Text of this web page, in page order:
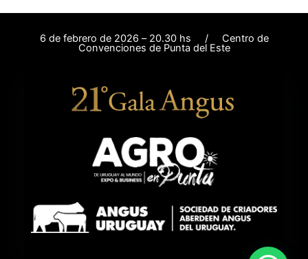
6 de febrero de 2026 – 20.30 hs / Centro de
Convenciones de Punta del Este